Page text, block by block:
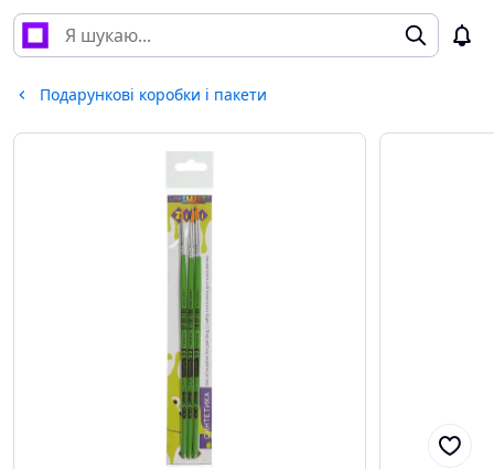
Подарункові коробки і пакети